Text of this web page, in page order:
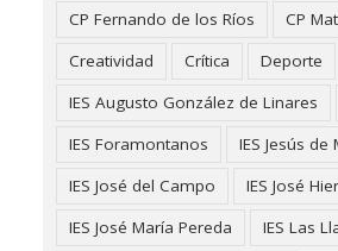
CP Fernando de los Ríos
CP
Creatividad
Crítica Deporte
IES Augusto González de Linares
IES Foramontanos
IES Jesús
IES José del Campo
IES José
IES José María Pereda
IES Las